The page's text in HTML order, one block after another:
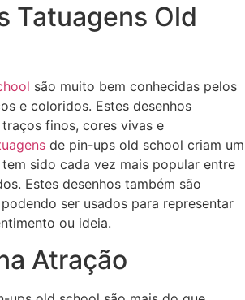
Tatuagens Old
são muito bem conhecidas pelos
e coloridos. Estes desenhos
finos, cores vivas e
de pin-ups old school criam um
sido cada vez mais popular entre
Estes desenhos também são
ser usados para representar
ou ideia.
Atração